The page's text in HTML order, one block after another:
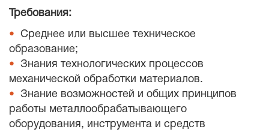
Требования:
Среднее или высшее техническое
образование;
Знания технологических процессов
механической обработки материалов.
Знание возможностей и общих принципов
работы металлообрабатывающего
оборудования, инструмента и средств